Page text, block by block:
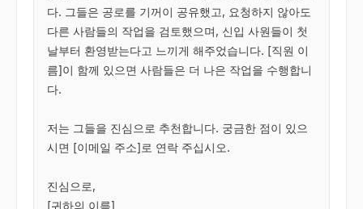
다. 그들은 공로를 기꺼이 공유했고, 요청하지 않아도
다른 사람들의 작업을 검토했으며, 신입 사원들이 첫
날부터 환영받는다고 느끼게 해주었습니다. [직원 이
름]이 함께 있으면 사람들은 더 나은 작업을 수행합니
다.
저는 그들을 진심으로 추천합니다. 궁금한 점이 있으
시면 [이메일 주소]로 연락 주십시오.
진심으로,
[귀하의 이름]